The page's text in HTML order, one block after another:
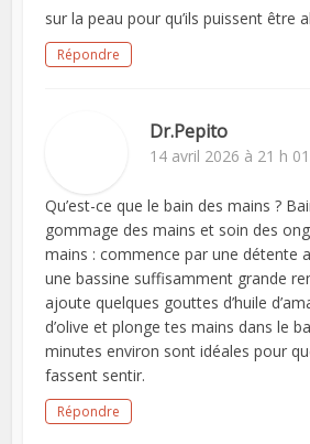
sur la peau pour qu’ils puissent être
Répondre
Dr.Pepito
14 avril 2026 à 21 h
Qu’est-ce que le bain des mains ?
gommage des mains et soin des
mains : commence par une détente
une bassine suffisamment grande
ajoute quelques gouttes d’huile
d’olive et plonge tes mains dans le
minutes environ sont idéales pour
fassent sentir.
Répondre